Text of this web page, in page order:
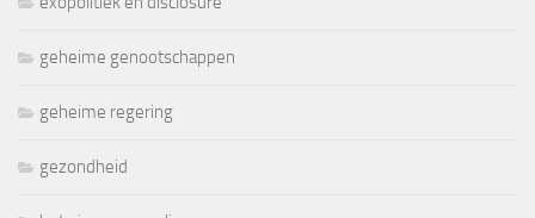
geheime genootschappen
geheime regering
gezondheid